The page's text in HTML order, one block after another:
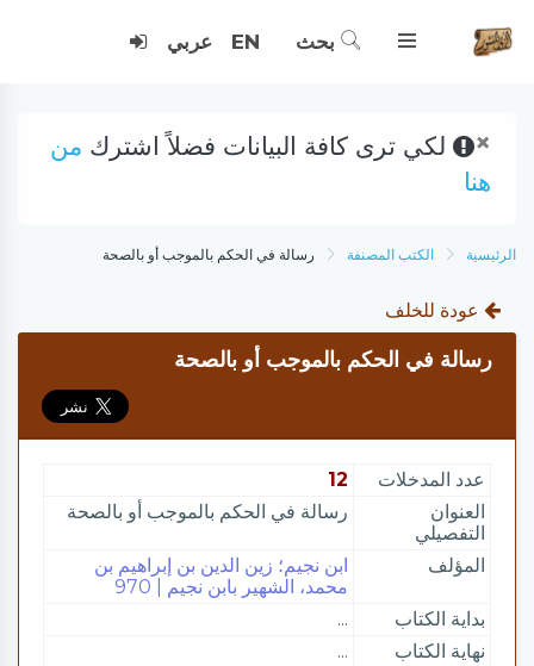
بحث EN عربي
× لكي ترى كافة البيانات فضلاً اشترك من
هنا
الرئيسية الكتب المصنفة رسالة في الحكم بالموجب أو بالصحة
عودة للخلف
رسالة في الحكم بالموجب أو بالصحة
عدد المدخلات
12
العنوان
التفصيلي
رسالة في الحكم بالموجب أو بالصحة
المؤلف
ابن نجيم؛ زين الدين بن إبراهيم بن
محمد، الشهير بابن نجيم | 970
بداية الكتاب
...
نهاية الكتاب
...